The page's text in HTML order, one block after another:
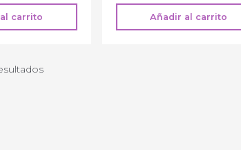
carrito Añadir al carrito